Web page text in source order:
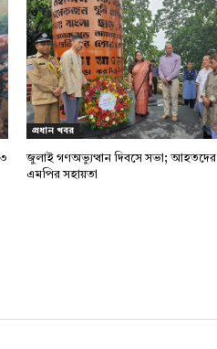
প্রধান খবর
জুলাই গণঅভ্যুত্থান দিবসে সভা; আহতদের
এমপির সহায়তা